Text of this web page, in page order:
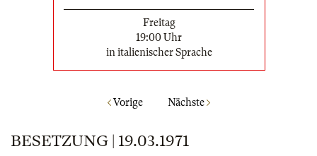
Freitag
19:00 Uhr
in italienischer Sprache
Vorige Nächste
BESETZUNG | 19.03.1971